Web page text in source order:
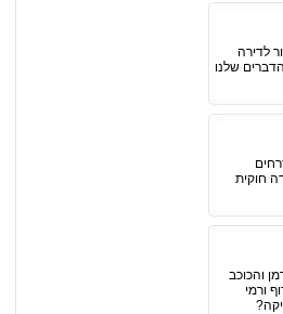
לדירה
שלנו
חוקית
והכוכב
ורמי